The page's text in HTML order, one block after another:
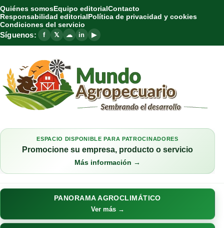
Quiénes somosEquipo editorialContacto
Responsabilidad editorialPolítica de privacidad y cookies
Condiciones del servicio
Síguenos: f 𝕏 ☁ in ▶
ESPACIO DISPONIBLE PARA PATROCINADORES
Promocione su empresa, producto o servicio
Más información →
PANORAMA AGROCLIMÁTICO
Ver más →